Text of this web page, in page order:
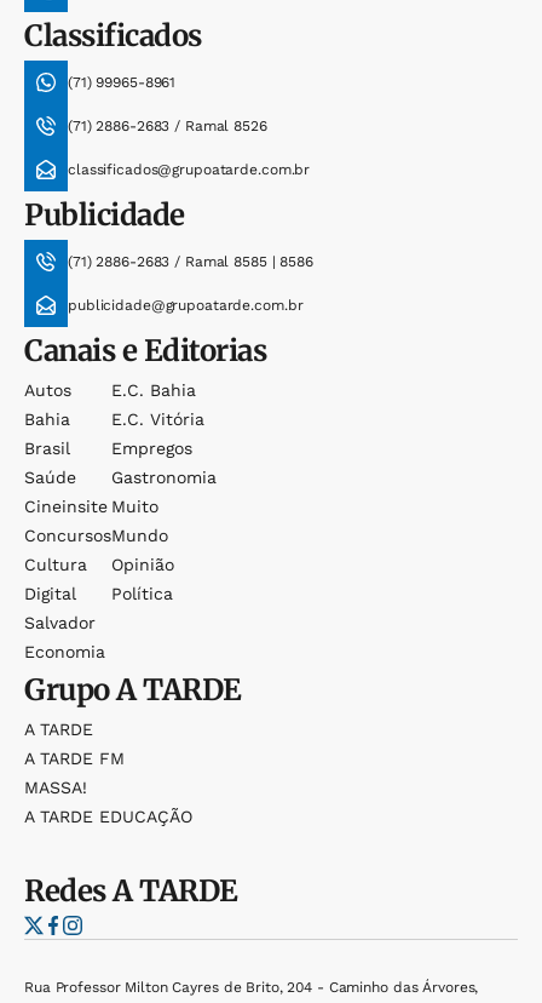
Classificados
(71) 99965-8961
(71) 2886-2683 / Ramal 8526
classificados@grupoatarde.com.br
Publicidade
(71) 2886-2683 / Ramal 8585 | 8586
publicidade@grupoatarde.com.br
Canais e Editorias
Autos
Bahia
Brasil
Saúde
Cineinsite
Concursos
Cultura
Digital
Salvador
Economia
E.c. Bahia
E.c. Vitória
Empregos
Gastronomia
Muito
Mundo
Opinião
Política
GrupoA TARDE
A TARDE
A TARDE FM
MASSA!
A TARDE EDUCAÇÃO
RedesA TARDE
Rua Professor Milton Cayres de Brito, 204 - Caminho das Árvores,